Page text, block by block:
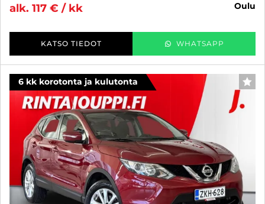
alk. 117 € / kk
oulu
KATSO TIEDOT WHATSAPP
6 kk korotonta ja kulutonta